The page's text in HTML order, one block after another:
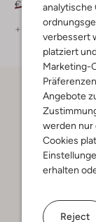
analytische
verbessert
platziert
Marketing-
Angebote
werden nur
Cookies
erhalten
Reject
€ 39,99 € 31,99
+ mehr farben